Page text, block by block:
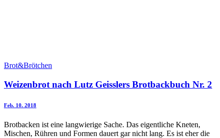
Brot&Brötchen
Weizenbrot nach Lutz Geisslers Brotbackbuch Nr. 2
Feb. 10. 2018
Brotbacken ist eine langwierige Sache. Das eigentliche Kneten,
Mischen, Rühren und Formen dauert gar nicht lang. Es ist eher die